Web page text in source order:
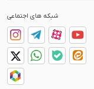
شبکه های اجتماعی